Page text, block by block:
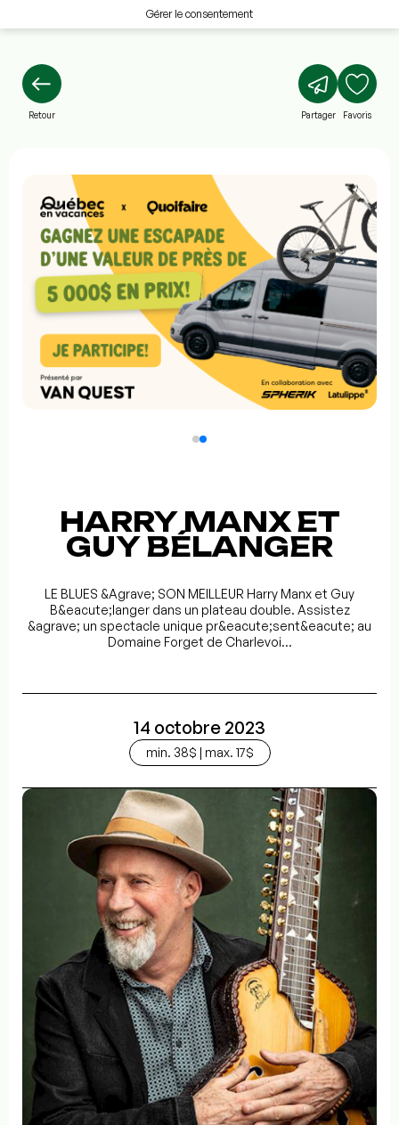
Gérer le consentement
Retour Partager Favoris
HARRY MANX ET
GUY BÉLANGER
LE BLUES &Agrave; SON MEILLEUR Harry Manx et Guy
B&eacute;langer dans un plateau double. Assistez
&agrave; un spectacle unique pr&eacute;sent&eacute; au
Domaine Forget de Charlevoi...
14 octobre 2023
min. 38$ | max. 17$